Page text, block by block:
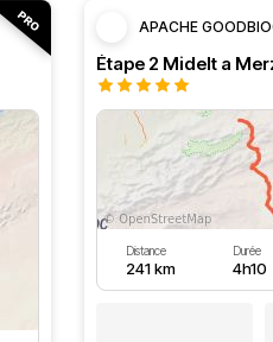
APACHE
Distance
241 km
Durée
4h10